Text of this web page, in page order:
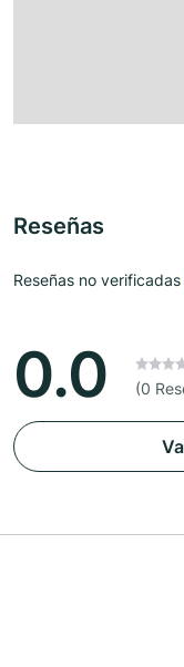
Reseñas
Reseñas no verificadas
0.0 (0